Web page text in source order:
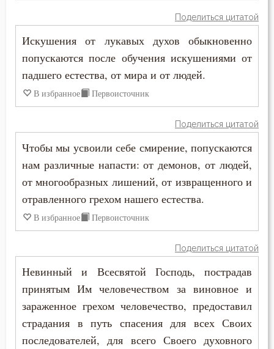
Поделиться цитатой
Искушения от лукавых духов обыкновенно
попускаются после обучения искушениями от
падшего естества, от мира и от людей.
В избранное Первоисточник
Поделиться цитатой
Чтобы мы усвоили себе смирение, попускаются
нам различные напасти: от демонов, от людей,
от многообразных лишений, от извращенного и
отравленного грехом нашего естества.
В избранное Первоисточник
Поделиться цитатой
Невинный и Всесвятой Господь, пострадав
принятым Им человечеством за виновное и
зараженное грехом человечество, предоставил
страдания в путь спасения для всех Своих
последователей, для всего Своего духовного